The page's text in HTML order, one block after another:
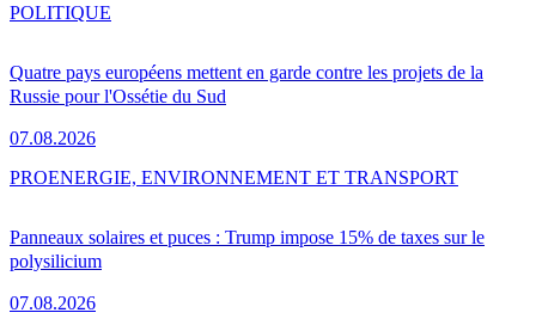
Quatre pays européens mettent en garde contre les projets de la
Russie pour l'Ossétie du Sud
07.08.2026
POLITIQUE
Panneaux solaires et puces : Trump impose 15% de taxes sur le
polysilicium
07.08.2026
PROENERGIE, ENVIRONNEMENT ET TRANSPORT